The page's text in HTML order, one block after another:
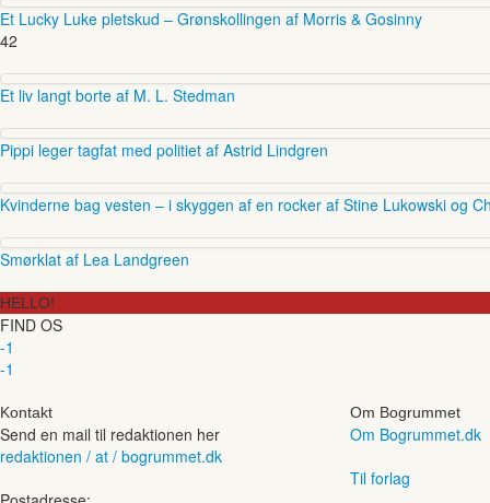
Et Lucky Luke pletskud – Grønskollingen af Morris & Gosinny
42
Et liv langt borte af M. L. Stedman
Pippi leger tagfat med politiet af Astrid Lindgren
Kvinderne bag vesten – i skyggen af en rocker af Stine Lukowski og
Smørklat af Lea Landgreen
HELLO!
FIND OS
-1
-1
Kontakt
Send en mail til redaktionen her
redaktionen / at / bogrummet.dk
Om Bogrummet
Om Bogrummet.dk
Til forlag